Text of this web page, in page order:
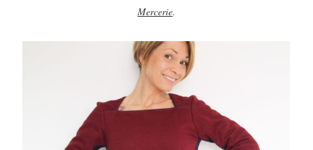
Mercerie.